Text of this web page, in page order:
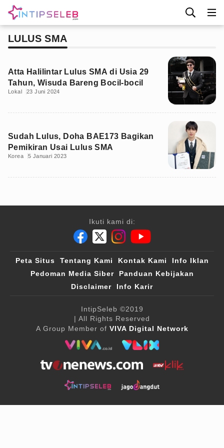
LULUS SMA
Atta Halilintar Lulus SMA di Usia 29
Tahun, Wisuda Bareng Bocil-bocil
Lokal 23 Juni 2024
Sudah Lulus, Doha BAE173 Bagikan
Pemikiran Usai Lulus SMA
Korea 5 Januari 2023
Ikuti kami di:
Peta Situs Tentang Kami Kontak Kami
Info Iklan
Pedoman Media Siber
Panduan Kebijakan
Disclaimer
Info Karir
IntipSeleb ©2019
| All Rights Reserved
A Group Member of VIVA Digital Network